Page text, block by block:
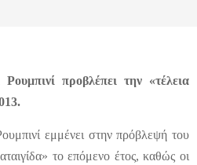
προβλέπει την «τέλεια
εμμένει στην πρόβλεψή του
το επόμενο έτος, καθώς οι